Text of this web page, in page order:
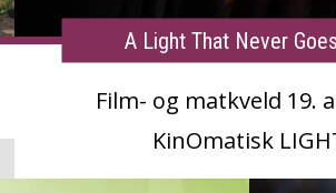
A Light That Never
Film- og matkveld 19.
KinOmatisk